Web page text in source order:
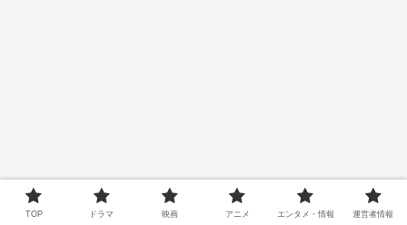
TOP ドラマ 映画 アニメ エンタメ・情報 運営者情報